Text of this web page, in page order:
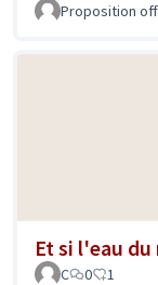
Proposition
Et si l'eau
C 0 1